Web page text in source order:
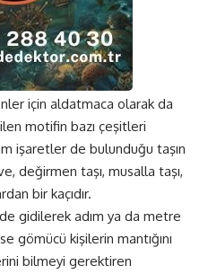
için aldatmaca olarak da
motifin bazı çeşitleri
işaretler de bulunduğu taşın
değirmen taşı, musalla taşı,
bir kaçıdır.
gidilerek adım ya da metre
gömücü kişilerin mantığını
bilmeyi gerektiren